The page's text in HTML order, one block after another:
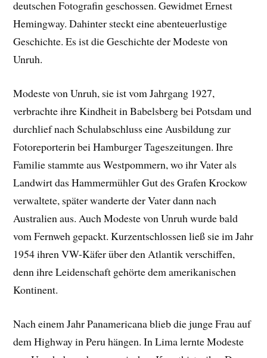
deutschen Fotografin geschossen. Gewidmet Ernest
Hemingway. Dahinter steckt eine abenteuerlustige
Geschichte. Es ist die Geschichte der Modeste von
Unruh.
Modeste von Unruh, sie ist vom Jahrgang 1927,
verbrachte ihre Kindheit in Babelsberg bei Potsdam und
durchlief nach Schulabschluss eine Ausbildung zur
Fotoreporterin bei Hamburger Tageszeitungen. Ihre
Familie stammte aus Westpommern, wo ihr Vater als
Landwirt das Hammermühler Gut des Grafen Krockow
verwaltete, später wanderte der Vater dann nach
Australien aus. Auch Modeste von Unruh wurde bald
vom Fernweh gepackt. Kurzentschlossen ließ sie im Jahr
1954 ihren VW-Käfer über den Atlantik verschiffen,
denn ihre Leidenschaft gehörte dem amerikanischen
Kontinent.
Nach einem Jahr Panamericana blieb die junge Frau auf
dem Highway in Peru hängen. In Lima lernte Modeste